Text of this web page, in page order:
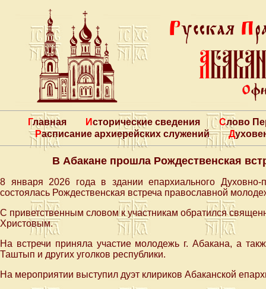
Главная Исторические сведения
Слово
Расписание архиерейских служений
В Абакане прошла Рождественская
8 января 2026 года в здании епархиального Духовно-
состоялась Рождественская встреча православной
С приветственным словом к участникам обратился
Христовым.
На встречи приняла участие молодежь г. Абакана, а
Таштып и других уголков республики.
На мероприятии выступил дуэт клириков Абаканской